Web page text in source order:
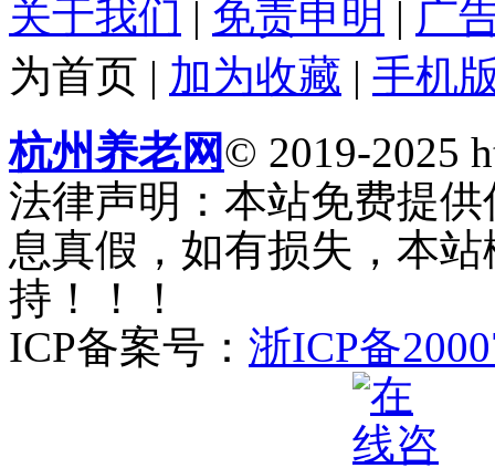
关于我们 | 免责申明 | 广
为首页 | 加为收藏 | 手机
杭州养老网© 2019-2025
法律声明：本站免费提
息真假，如有损失，本
持！！！
ICP备案号： 浙ICP备